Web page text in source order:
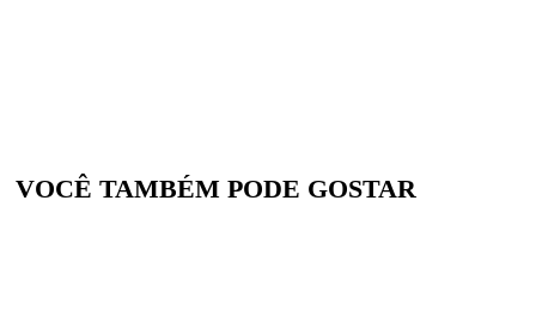
VOCÊ TAMBÉM PODE GOSTAR